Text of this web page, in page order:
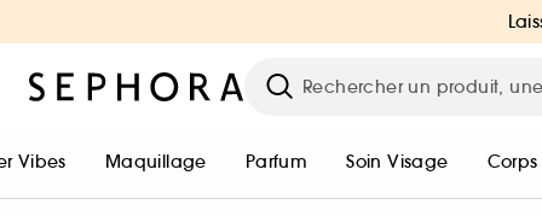
Vibes Maquillage Parfum Soin Visage Corps